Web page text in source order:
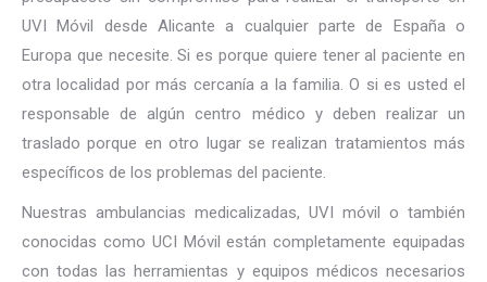
UVI Móvil desde Alicante a cualquier parte de España o
Europa que necesite. Si es porque quiere tener al paciente en
otra localidad por más cercanía a la familia. O si es usted el
responsable de algún centro médico y deben realizar un
traslado porque en otro lugar se realizan tratamientos más
específicos de los problemas del paciente.
Nuestras ambulancias medicalizadas, UVI móvil o también
conocidas como UCI Móvil están completamente equipadas
con todas las herramientas y equipos médicos necesarios